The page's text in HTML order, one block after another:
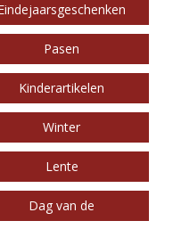
Pasen
Kinderartikelen
Winter
Lente
Dag van de